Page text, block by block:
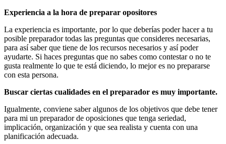
Experiencia a la hora de preparar opositores
La experiencia es importante, por lo que deberías poder hacer a tu
posible preparador todas las preguntas que consideres necesarias,
para así saber que tiene de los recursos necesarios y así poder
ayudarte. Si haces preguntas que no sabes como contestar o no te
gusta realmente lo que te está diciendo, lo mejor es no prepararse
con esta persona.
Buscar ciertas cualidades en el preparador es muy importante.
Igualmente, conviene saber algunos de los objetivos que debe tener
para mi un preparador de oposiciones que tenga seriedad,
implicación, organización y que sea realista y cuenta con una
planificación adecuada.